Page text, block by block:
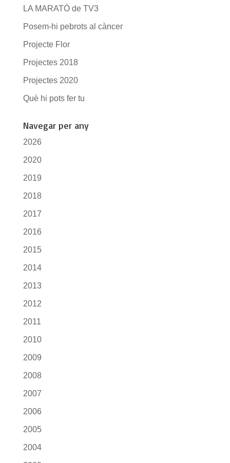
LA MARATÓ de TV3
Posem-hi pebrots al càncer
Projecte Flor
Projectes 2018
Projectes 2020
Què hi pots fer tu
Navegar per any
2026
2020
2019
2018
2017
2016
2015
2014
2013
2012
2011
2010
2009
2008
2007
2006
2005
2004